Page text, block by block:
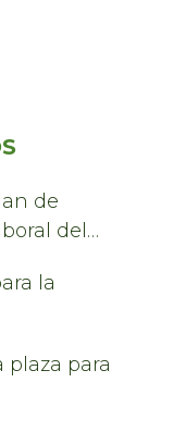
de
del
la
plaza para